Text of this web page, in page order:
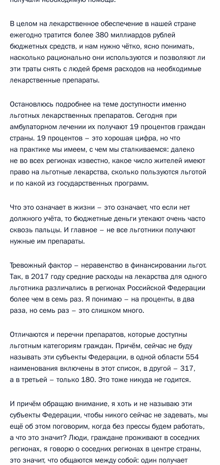
В целом на лекарственное обеспечение в нашей стране
ежегодно тратится более 380 миллиардов рублей
бюджетных средств, и нам нужно чётко, ясно понимать,
насколько рационально они используются и позволяют ли
эти траты снять с людей бремя расходов на необходимые
лекарственные препараты.
Остановлюсь подробнее на теме доступности именно
льготных лекарственных препаратов. Сегодня при
амбулаторном лечении их получают 19 процентов граждан
страны. 19 процентов – это хорошая цифра, но что
на практике мы имеем, с чем мы сталкиваемся: далеко
не во всех регионах известно, какое число жителей имеют
право на льготные лекарства, сколько пользуются льготой
и по какой из государственных программ.
Что это означает в жизни – это означает, что если нет
должного учёта, то бюджетные деньги утекают очень часто
сквозь пальцы. И главное – не все льготники получают
нужные им препараты.
Тревожный фактор – неравенство в финансировании льгот.
Так, в 2017 году средние расходы на лекарства для одного
льготника различались в регионах Российской Федерации
более чем в семь раз. Я понимаю – на проценты, в два
раза, но семь раз – это слишком много.
Отличаются и перечни препаратов, которые доступны
льготным категориям граждан. Причём, сейчас не буду
называть эти субъекты Федерации, в одной области 554
наименования включены в этот список, в другой – 317,
а в третьей – только 180. Это тоже никуда не годится.
И причём обращаю внимание, я хоть и не называю эти
субъекты Федерации, чтобы никого сейчас не задевать, мы
ещё об этом поговорим, когда без прессы будем работать,
а что это значит? Люди, граждане проживают в соседних
регионах, я говорю о соседних регионах в центре страны,
это значит, что общаются между собой: один получает